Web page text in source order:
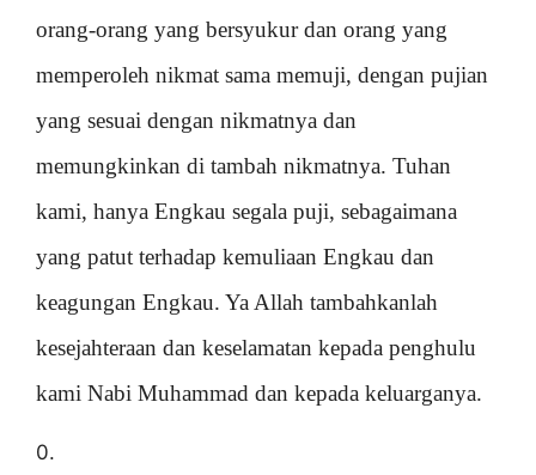
orang-orang yang bersyukur dan orang yang
memperoleh nikmat sama memuji, dengan pujian
yang sesuai dengan nikmatnya dan
memungkinkan di tambah nikmatnya. Tuhan
kami, hanya Engkau segala puji, sebagaimana
yang patut terhadap kemuliaan Engkau dan
keagungan Engkau. Ya Allah tambahkanlah
kesejahteraan dan keselamatan kepada penghulu
kami Nabi Muhammad dan kepada keluarganya.
0.